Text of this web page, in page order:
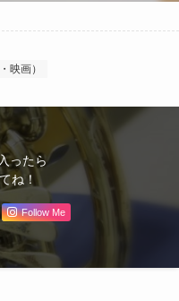
映画）
ったら
ね！
Follow Me